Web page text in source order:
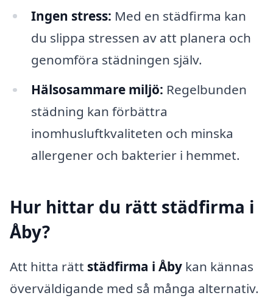
Ingen stress: Med en städfirma kan
du slippa stressen av att planera och
genomföra städningen själv.
Hälsosammare miljö: Regelbunden
städning kan förbättra
inomhusluftkvaliteten och minska
allergener och bakterier i hemmet.
Hur hittar du rätt städfirma i
Åby?
Att hitta rätt städfirma i Åby kan kännas
överväldigande med så många alternativ.